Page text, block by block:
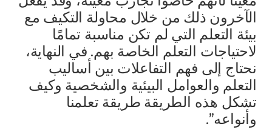
الآخرون ذلك من خلال محاولة التكيف مع
بيئة التعلم التي لم تكن مناسبة تمامًا
لاحتياجات التعلم الخاصة بهم. في النهاية،
نحتاج إلى فهم التفاعلات بين أساليب
التعلم والعوامل البيئية والشخصية وكيف
تشكل هذه الطريقة طريقة تعلمنا
وأنواعه”.